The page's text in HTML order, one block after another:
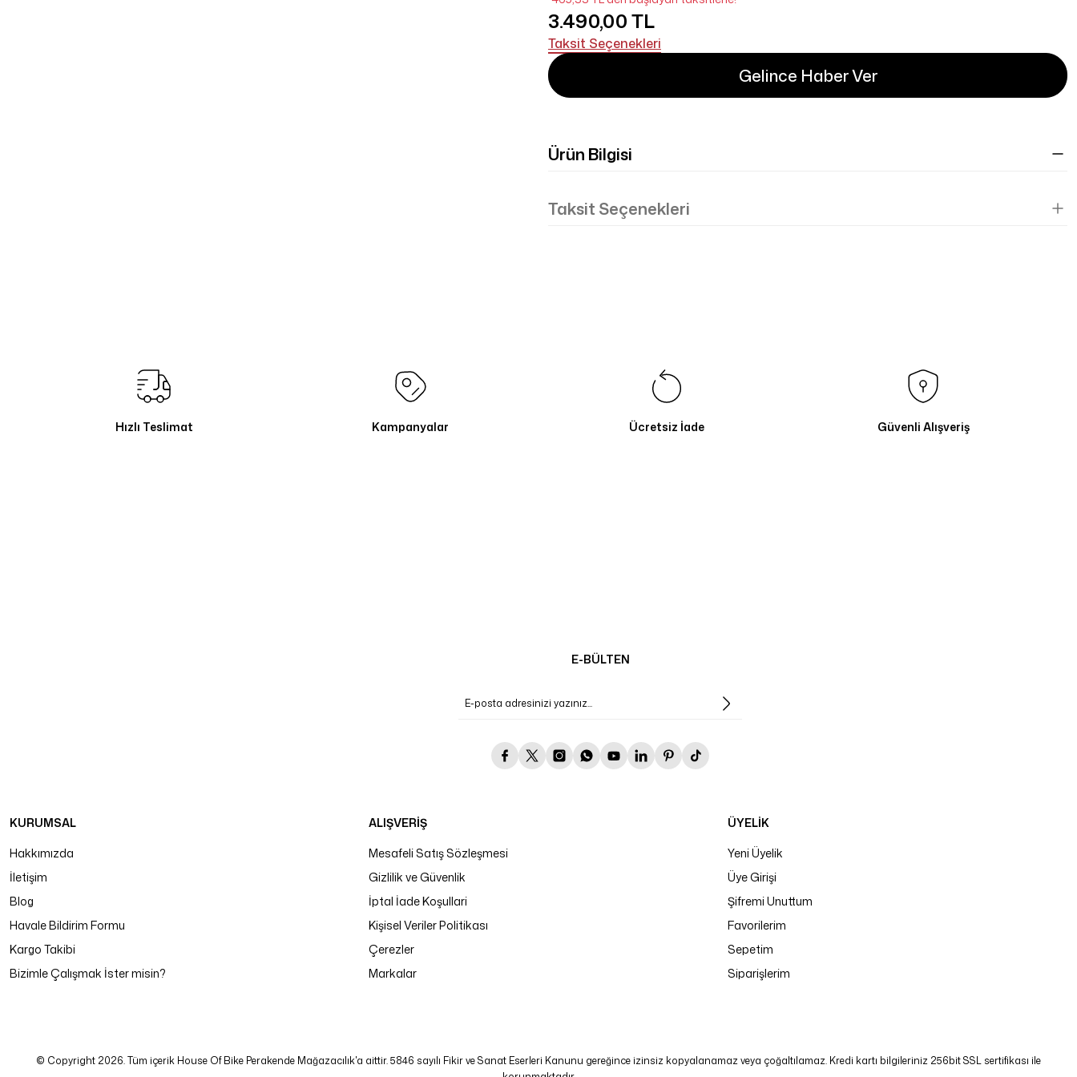
3.490,00 TL
Taksit Seçenekleri
Gelince Haber Ver
Ürün Bilgisi
Taksit Seçenekleri
Hızlı Teslimat Kampanyalar Ücretsiz İade Güvenli Alışveriş
E-BÜLTEN
KURUMSAL
Hakkımızda
İletişim
Blog
Havale Bildirim Formu
Kargo Takibi
Bizimle Çalışmak İster misin?
ALIŞVERİŞ
Mesafeli Satış Sözleşmesi
Gizlilik ve Güvenlik
İptal İade Koşullari
Kişisel Veriler Politikası
Çerezler
Markalar
ÜYELİK
Yeni Üyelik
Üye Girişi
Şifremi Unuttum
Favorilerim
Sepetim
Siparişlerim
© Copyright 2026. Tüm içerik House Of Bike Perakende Mağazacılık'a aittir. 5846 sayılı Fikir ve Sanat Eserleri Kanunu gereğince izinsiz kopyalanamaz veya çoğaltılamaz. Kredi kartı bilgileriniz 256bit SSL sertifikası ile